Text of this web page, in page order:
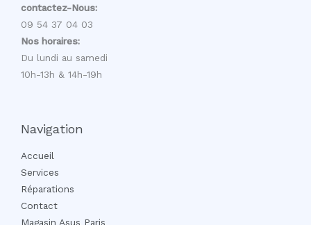
contactez-Nous:
09 54 37 04 03
Nos horaires:
Du lundi au samedi
10h-13h & 14h-19h
Navigation
Accueil
Services
Réparations
Contact
Magasin Asus Paris